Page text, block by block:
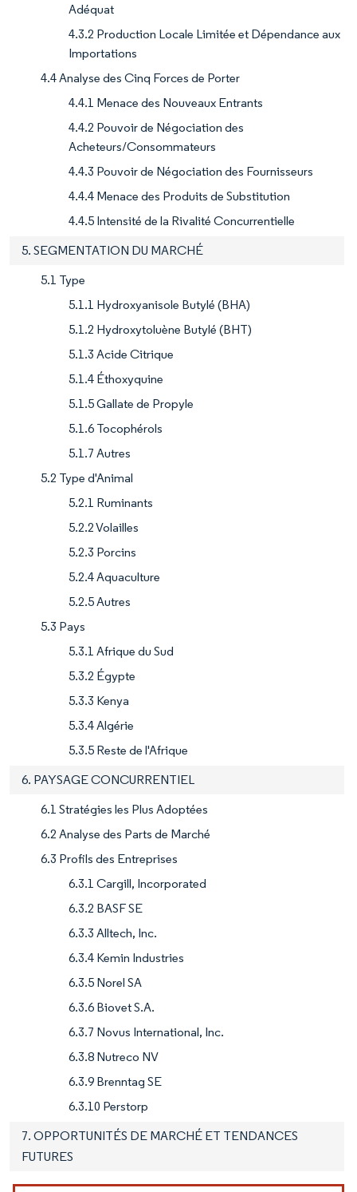
Adéquat
4.3.2 Production Locale Limitée et Dépendance aux
Importations
4.4 Analyse des Cinq Forces de Porter
4.4.1 Menace des Nouveaux Entrants
4.4.2 Pouvoir de Négociation des
Acheteurs/Consommateurs
4.4.3 Pouvoir de Négociation des Fournisseurs
4.4.4 Menace des Produits de Substitution
4.4.5 Intensité de la Rivalité Concurrentielle
5. SEGMENTATION DU MARCHÉ
5.1 Type
5.1.1 Hydroxyanisole Butylé (BHA)
5.1.2 Hydroxytoluène Butylé (BHT)
5.1.3 Acide Citrique
5.1.4 Éthoxyquine
5.1.5 Gallate de Propyle
5.1.6 Tocophérols
5.1.7 Autres
5.2 Type d'Animal
5.2.1 Ruminants
5.2.2 Volailles
5.2.3 Porcins
5.2.4 Aquaculture
5.2.5 Autres
5.3 Pays
5.3.1 Afrique du Sud
5.3.2 Égypte
5.3.3 Kenya
5.3.4 Algérie
5.3.5 Reste de l'Afrique
6. PAYSAGE CONCURRENTIEL
6.1 Stratégies les Plus Adoptées
6.2 Analyse des Parts de Marché
6.3 Profils des Entreprises
6.3.1 Cargill, Incorporated
6.3.2 BASF SE
6.3.3 Alltech, Inc.
6.3.4 Kemin Industries
6.3.5 Norel SA
6.3.6 Biovet S.A.
6.3.7 Novus International, Inc.
6.3.8 Nutreco NV
6.3.9 Brenntag SE
6.3.10 Perstorp
7. OPPORTUNITÉS DE MARCHÉ ET TENDANCES
FUTURES